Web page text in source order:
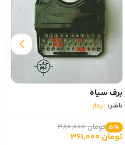
برف سیاه
ناشر: نیماژ
5٪ تومان 380,000
تومان 361,000